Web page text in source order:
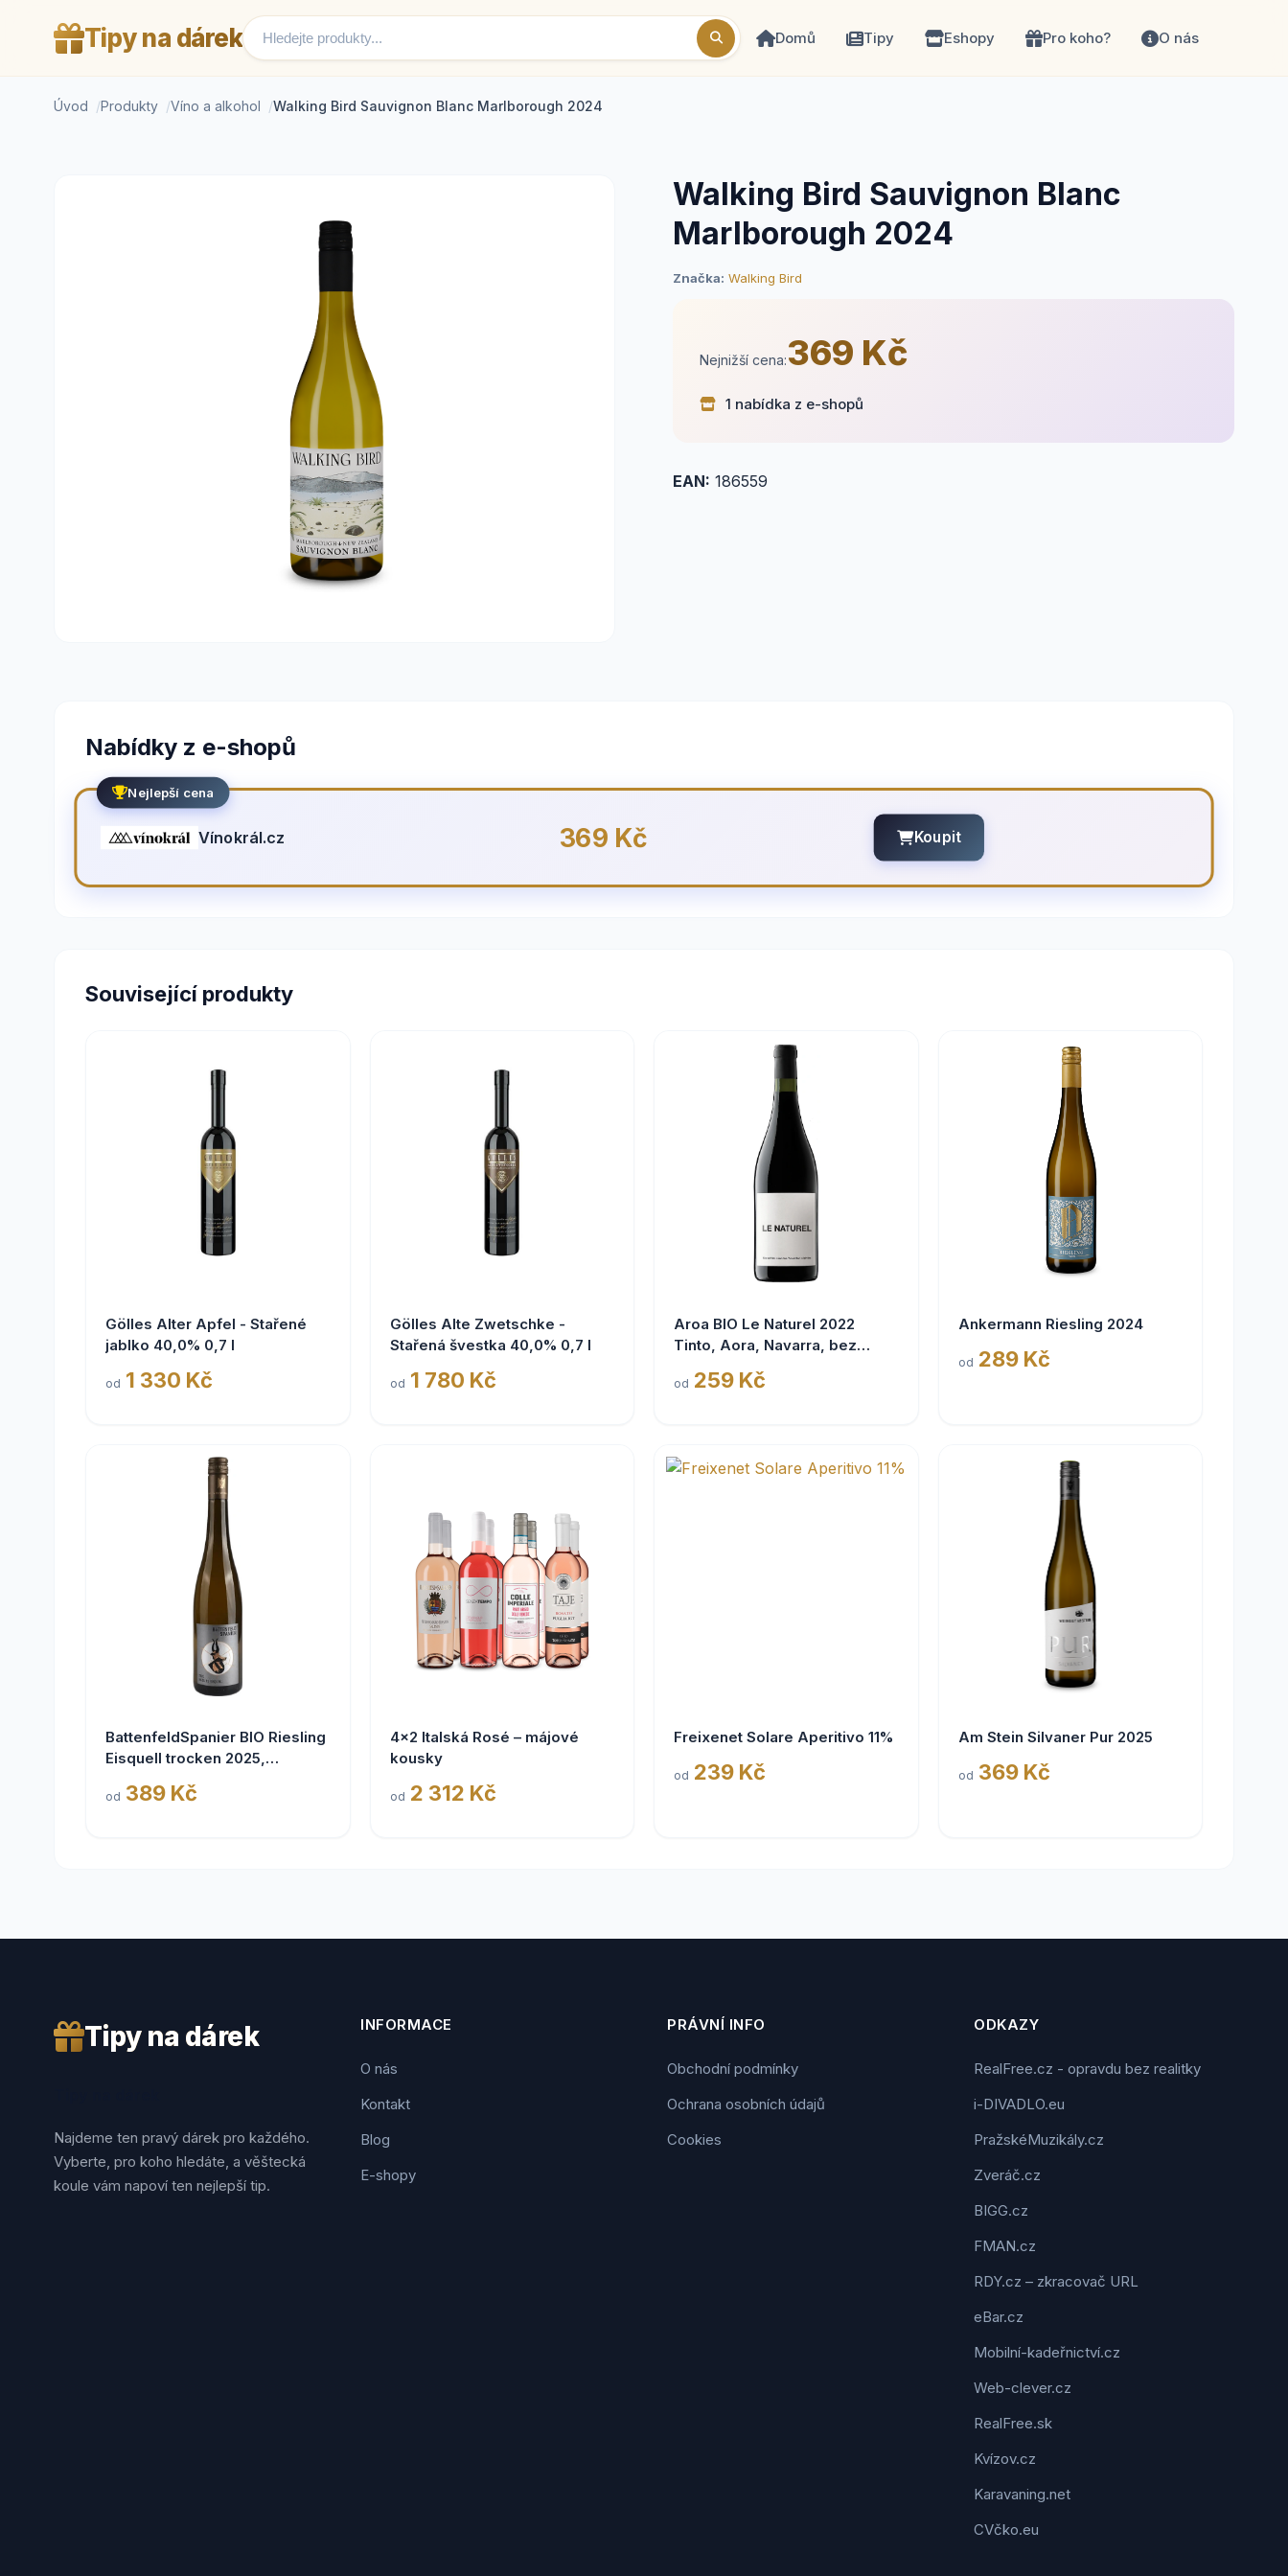
Tipy na dárek Domů Tipy Eshopy Pro koho? O nás
Úvod Produkty Víno a alkohol Walking Bird Sauvignon Blanc Marlborough 2024
Walking Bird Sauvignon Blanc
Marlborough 2024
Značka: Walking Bird
Nejnižší cena:369 Kč
1 nabídka z e-shopů
EAN: 186559
Nabídky z e-shopů
Nejlepší cena
Vínokrál.cz 369 Kč Koupit
Související produkty
Gölles Alter Apfel - Stařené
jablko 40,0% 0,7 l
od 1 330 Kč
Gölles Alte Zwetschke -
Stařená švestka 40,0% 0,7 l
od 1 780 Kč
Aroa BIO Le Naturel 2022
Tinto, Aora, Navarra, bez
od 259 Kč
Ankermann Riesling 2024
od 289 Kč
BattenfeldSpanier BIO Riesling
Eisquell trocken 2025,
Rheinhessen VDP
od 389 Kč
4x2 Italská Rosé – májové
kousky
od 2 312 Kč
Freixenet Solare Aperitivo 11%
od 239 Kč
Am Stein Silvaner Pur 2025
od 369 Kč
Tipy na dárek
Najdeme ten pravý dárek pro každého.
Vyberte, pro koho hledáte, a věštecká
koule vám napoví ten nejlepší tip.
INFORMACE
O nás
Kontakt
Blog
E-shopy
PRÁVNÍ INFO
Obchodní podmínky
Ochrana osobních údajů
Cookies
ODKAZY
RealFree.cz - opravdu bez realitky
i-DIVADLO.eu
PražskéMuzikály.cz
Zveráč.cz
BIGG.cz
FMAN.cz
RDY.cz – zkracovač URL
eBar.cz
Mobilní-kadeřnictví.cz
Web-clever.cz
RealFree.sk
Kvízov.cz
Karavaning.net
CVčko.eu